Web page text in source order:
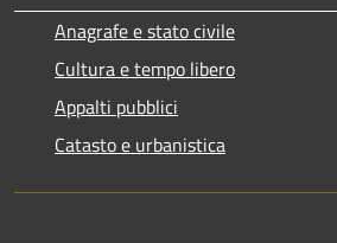
Anagrafe e stato civile
Cultura e tempo libero
Appalti pubblici
Catasto e urbanistica